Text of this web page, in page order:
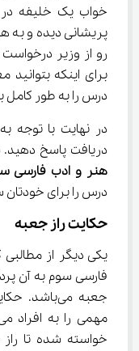
پریشانی دیده و
رو از وزیر
برای اینکه
درس را به طور کامل
در نهایت با توجه
دریافت پاسخ دهید. شما
هنر و ادب فارسی
درس را برای خودتان
حکایت راز جعبه
یکی دیگر از
فارسی سوم به آن